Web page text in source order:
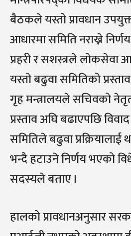
बैठकले यस्तो प्रावधान
आधारमा समिति नराख्ने
प्रहरी र सशस्त्रले लोकसेवा
यस्तो बढुवा समितिको
गृह मन्त्रालयले सचिवको
प्रस्ताव अघि बढाएपछि
समितिले बढुवा
भन्दै हटाउने निर्णय भएको
सदस्यले बताए ।
हालको प्रावधानअनुसार